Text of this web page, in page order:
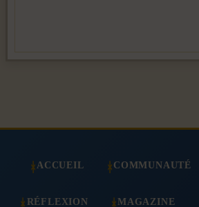
ACCUEIL COMMUNAUTÉ
RÉFLEXION MAGAZINE